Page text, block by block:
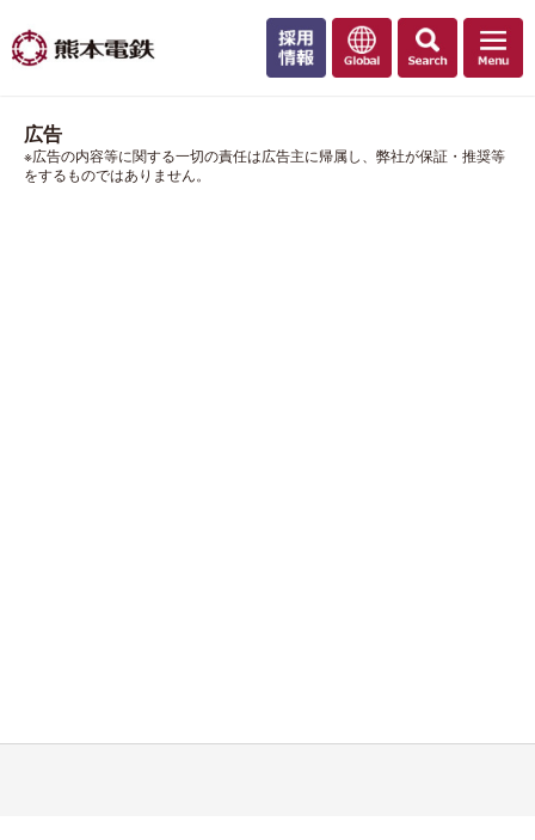
広告
※広告の内容等に関する一切の責任は広告主に帰属し、弊社が保証・推奨等
をするものではありません。